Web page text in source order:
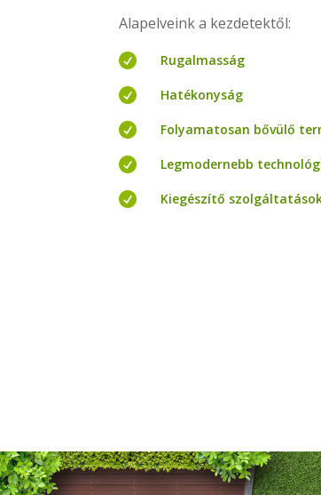
Alapelveink a kezdetektől:
 Rugalmasság
 Hatékonyság
 Folyamatosan bővülő
 Legmodernebb
 Kiegészítő